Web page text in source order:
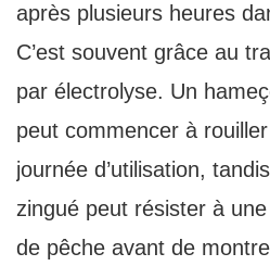
après plusieurs heures
C’est souvent grâce au
par électrolyse. Un
peut commencer à
journée d’utilisation,
zingué peut résister à
de pêche avant de